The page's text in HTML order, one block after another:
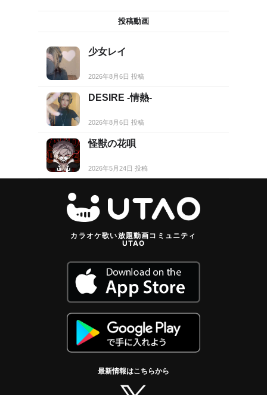
投稿動画
少女レイ
2026年8月6日 投稿
DESIRE -情熱-
2026年8月6日 投稿
怪獣の花唄
2026年5月24日 投稿
カラオケ歌い放題動画コミュニティ
UTAO
最新情報はこちらから